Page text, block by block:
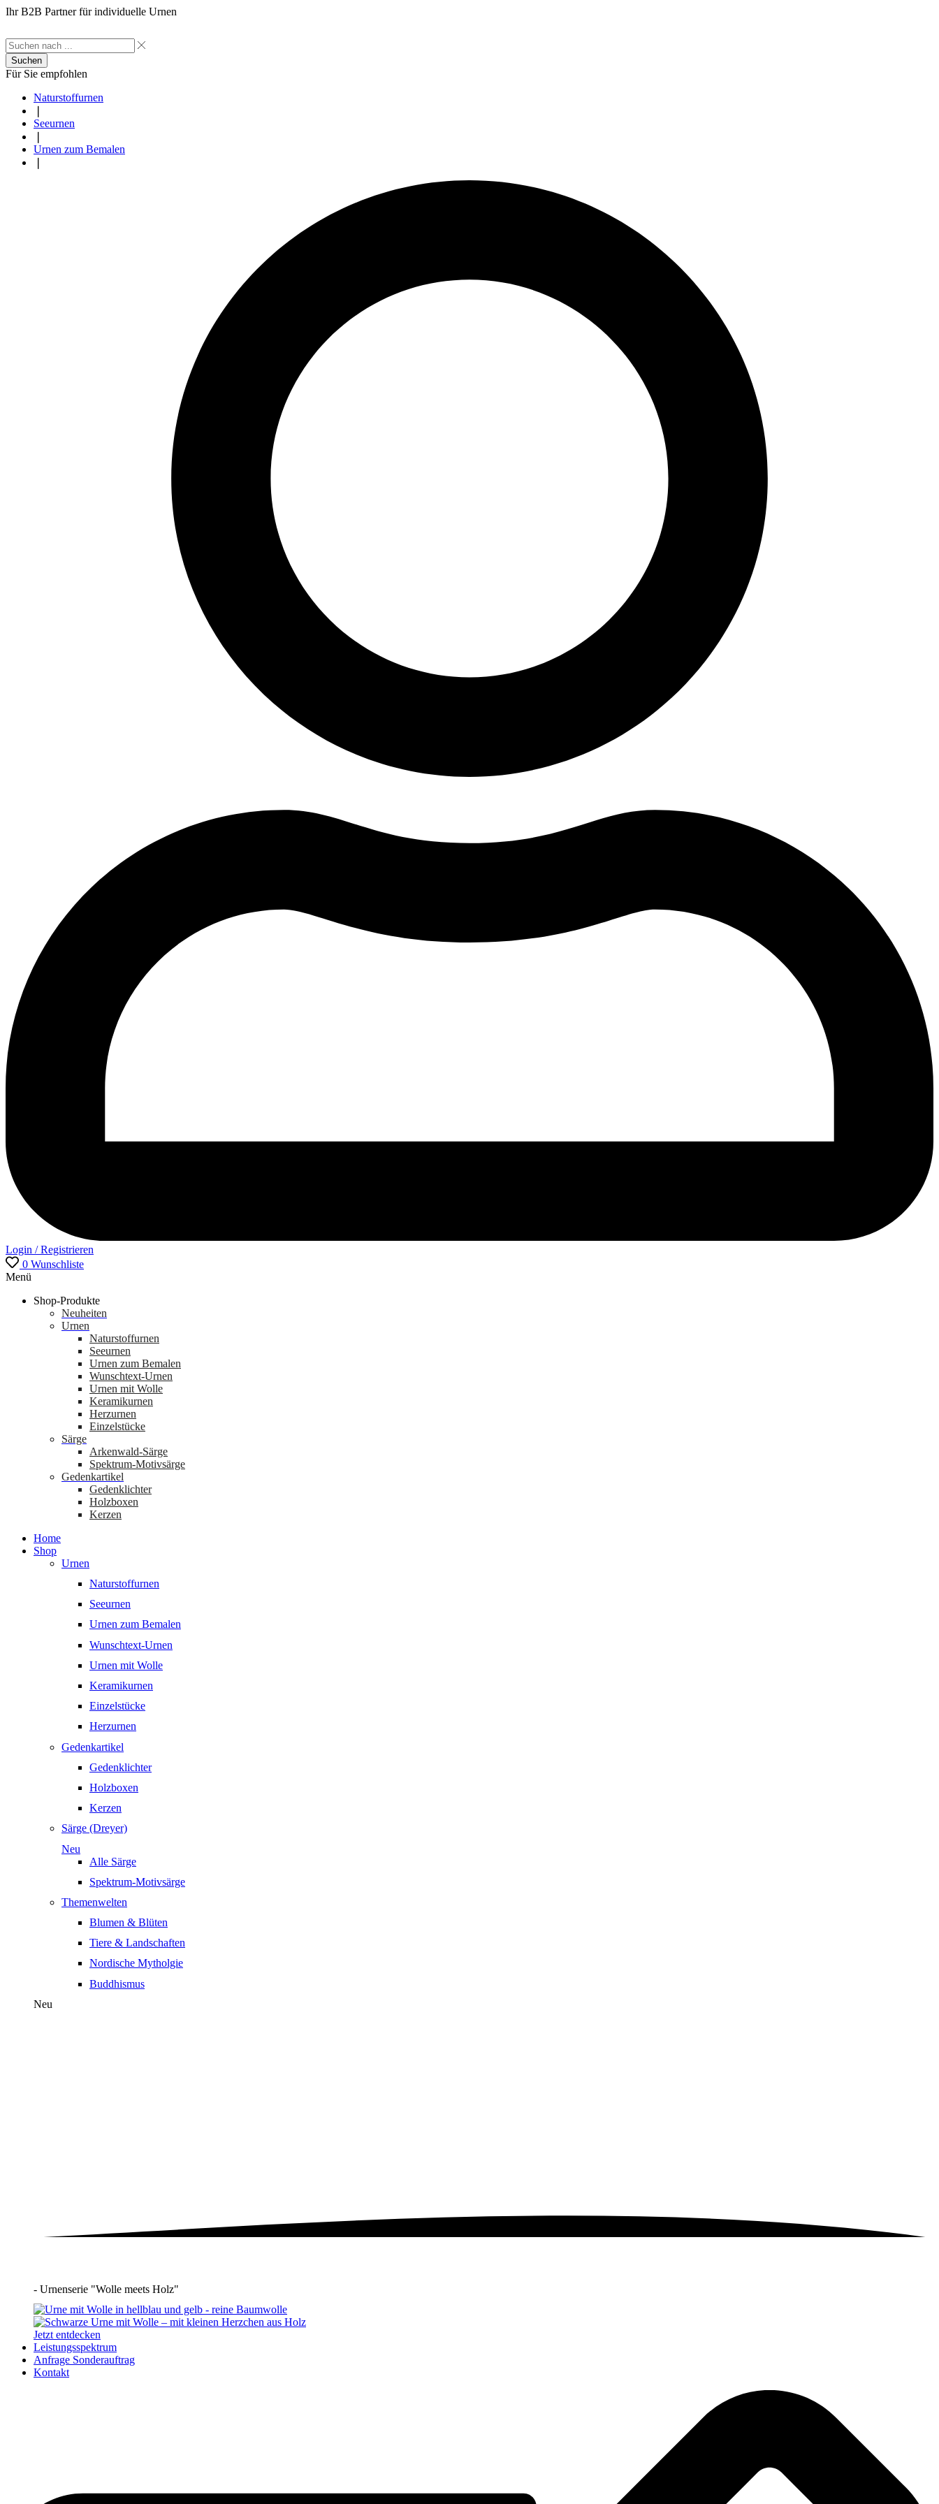
Ihr B2B Partner für individuelle Urnen
Suchen
Für Sie empfohlen
Naturstoffurnen
Seeurnen
Urnen zum Bemalen
Login / Registrieren
0 Wunschliste
Menü
Shop-Produkte
Neuheiten
Urnen
Naturstoffurnen
Seeurnen
Urnen zum Bemalen
Wunschtext-Urnen
Urnen mit Wolle
Keramikurnen
Herzurnen
Einzelstücke
Särge
Arkenwald-Särge
Spektrum-Motivsärge
Gedenkartikel
Gedenklichter
Holzboxen
Kerzen
Home
Shop
Urnen
Naturstoffurnen
Seeurnen
Urnen zum Bemalen
Wunschtext-Urnen
Urnen mit Wolle
Keramikurnen
Einzelstücke
Herzurnen
Gedenkartikel
Gedenklichter
Holzboxen
Kerzen
Särge (Dreyer)
Neu
Alle Särge
Spektrum-Motivsärge
Themenwelten
Blumen & Blüten
Tiere & Landschaften
Nordische Mytholgie
Buddhismus
Neu
- Urnenserie "Wolle meets Holz"
Jetzt entdecken
Leistungsspektrum
Anfrage Sonderauftrag
Kontakt